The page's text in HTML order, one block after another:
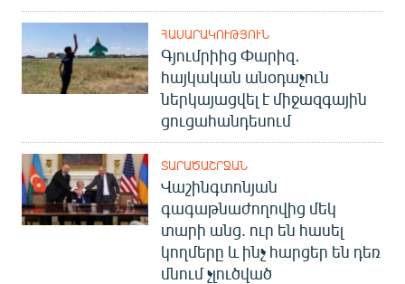
ՀԱՍԱՐԱԿՈՒԹՅՈՒՆ
Գյումրիից Փարիզ․
հայկական անօդաչուն
ներկայացվել է միջազգային
ցուցահանդեսում
ՏԱՐԱԾԱՇՐՋԱՆ
Վաշինգտոնյան
գագաթնաժողովից մեկ
տարի անց. ուր են հասել
կողմերը և ինչ հարցեր են դեռ
մնում չլուծված